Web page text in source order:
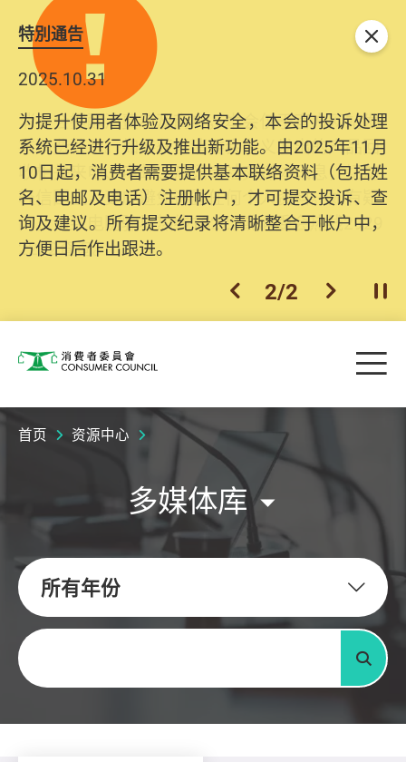
特別通告
2025.10.31
为提升使用者体验及网络安全，本会的投诉处理
系统已经进行升级及推出新功能。由2025年11月
10日起，消费者需要提供基本联络资料（包括姓
名、电邮及电话）注册帐户，才可提交投诉、查
询及建议。所有提交纪录将清晰整合于帐户中，
方便日后作出跟进。
上一个
2/2 下一个开
关闭
消费者委员会 目
首页 资源中心
多媒体库
所有年份
关键字
搜寻